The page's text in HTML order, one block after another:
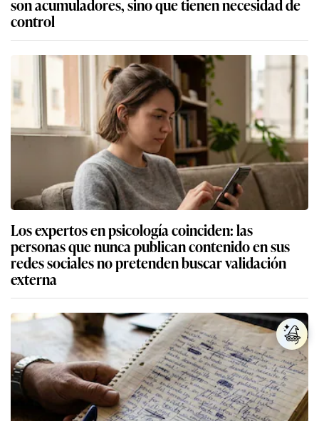
control
Los expertos en psicología coinciden: las
personas que nunca publican contenido en sus
redes sociales no pretenden buscar validación
externa